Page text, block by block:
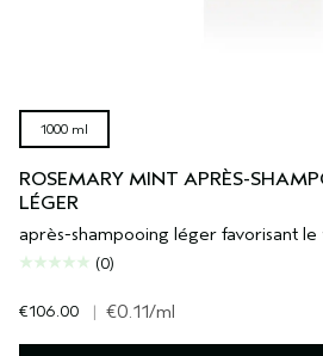
1000 ml
ROSEMARY MINT APRÈS-
LÉGER
après-shampooing léger favorisant
(0)
€106.00 | €0.11/ml